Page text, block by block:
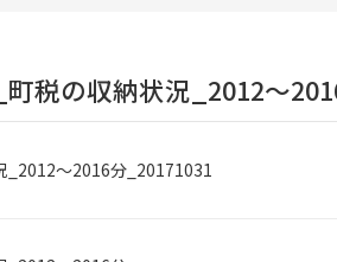
税の収納状況_2012～
_2012～2016分_20171031